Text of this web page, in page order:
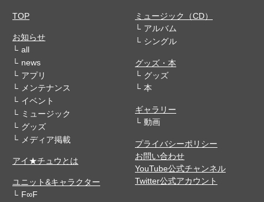
TOP
お知らせ
all
news
アプリ
メンテナンス
イベント
ミュージック
グッズ
メディア掲載
アイ★チュウとは
ユニット&キャラクター
F∞F
ミュージック（CD）
アルバム
シングル
グッズ・本
グッズ
本
ギャラリー
動画
プライバシーポリシー
お問い合わせ
YouTube公式チャンネル
Twitter公式アカウント